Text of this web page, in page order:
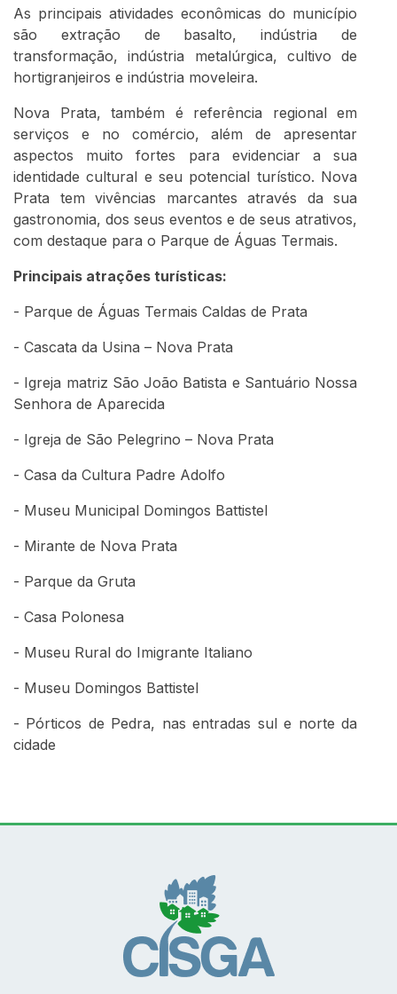
As principais atividades econômicas do município
são extração de basalto, indústria de
transformação, indústria metalúrgica, cultivo de
hortigranjeiros e indústria moveleira.
Nova Prata, também é referência regional em
serviços e no comércio, além de apresentar
aspectos muito fortes para evidenciar a sua
identidade cultural e seu potencial turístico. Nova
Prata tem vivências marcantes através da sua
gastronomia, dos seus eventos e de seus atrativos,
com destaque para o Parque de Águas Termais.
Principais atrações turísticas:
- Parque de Águas Termais Caldas de Prata
- Cascata da Usina – Nova Prata
- Igreja matriz São João Batista e Santuário Nossa
Senhora de Aparecida
- Igreja de São Pelegrino – Nova Prata
- Casa da Cultura Padre Adolfo
- Museu Municipal Domingos Battistel
- Mirante de Nova Prata
- Parque da Gruta
- Casa Polonesa
- Museu Rural do Imigrante Italiano
- Museu Domingos Battistel
- Pórticos de Pedra, nas entradas sul e norte da
cidade